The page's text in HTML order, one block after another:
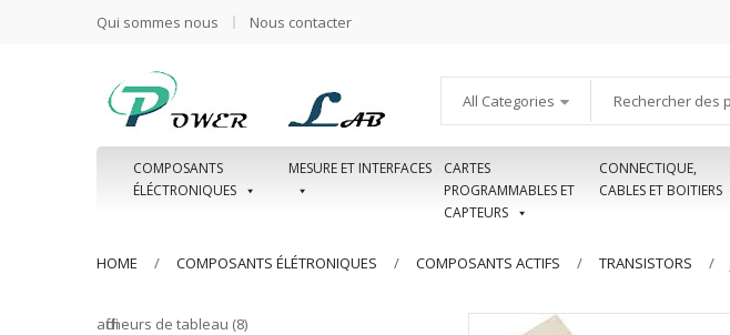
Qui sommes nous Nous contacter
All Categories
COMPOSANTS
ÉLÉCTRONIQUES
MESURE ET INTERFACES
CARTES
PROGRAMMABLES ET
CAPTEURS
CONNECTIQUE,
CABLES ET BOITIERS
HOME COMPOSANTS ÉLÉTRONIQUES COMPOSANTS ACTIFS TRANSISTORS
afficheurs de tableau 8